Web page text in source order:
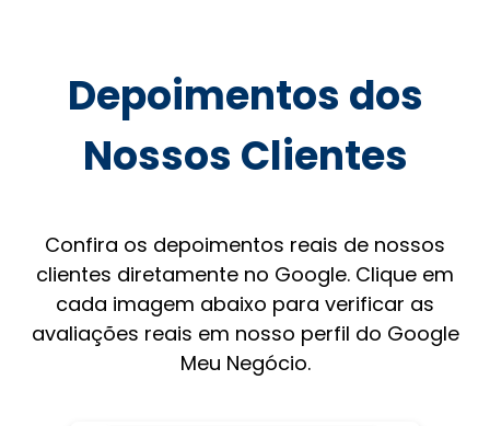
Depoimentos dos
Nossos Clientes
Confira os depoimentos reais de nossos
clientes diretamente no Google. Clique em
cada imagem abaixo para verificar as
avaliações reais em nosso perfil do Google
Meu Negócio.